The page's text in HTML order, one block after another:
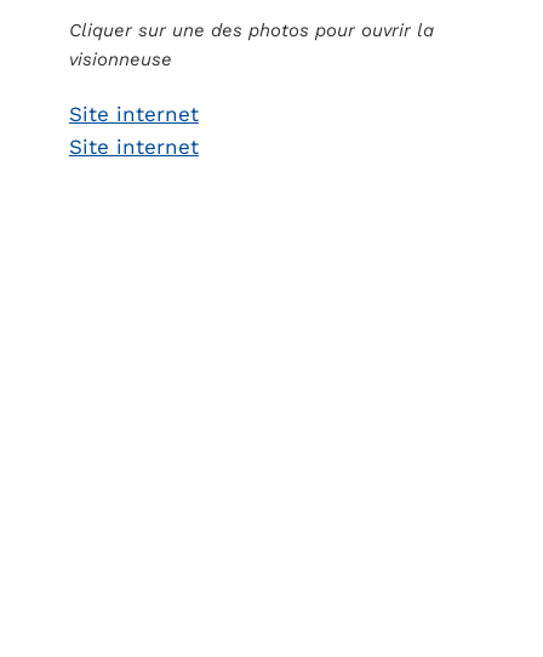
Cliquer sur une des photos pour ouvrir la
visionneuse
Site internet
Site internet